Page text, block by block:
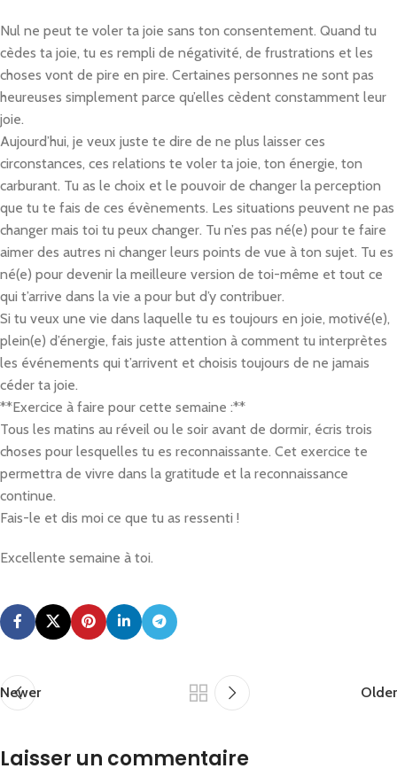
Nul ne peut te voler ta joie sans ton consentement. Quand tu
cèdes ta joie, tu es rempli de négativité, de frustrations et les
choses vont de pire en pire. Certaines personnes ne sont pas
heureuses simplement parce qu’elles cèdent constamment leur
joie.
Aujourd’hui, je veux juste te dire de ne plus laisser ces
circonstances, ces relations te voler ta joie, ton énergie, ton
carburant. Tu as le choix et le pouvoir de changer la perception
que tu te fais de ces évènements. Les situations peuvent ne pas
changer mais toi tu peux changer. Tu n’es pas né(e) pour te faire
aimer des autres ni changer leurs points de vue à ton sujet. Tu es
né(e) pour devenir la meilleure version de toi-même et tout ce
qui t’arrive dans la vie a pour but d’y contribuer.
Si tu veux une vie dans laquelle tu es toujours en joie, motivé(e),
plein(e) d’énergie, fais juste attention à comment tu interprètes
les événements qui t’arrivent et choisis toujours de ne jamais
céder ta joie.
**Exercice à faire pour cette semaine :**
Tous les matins au réveil ou le soir avant de dormir, écris trois
choses pour lesquelles tu es reconnaissante. Cet exercice te
permettra de vivre dans la gratitude et la reconnaissance
continue.
Fais-le et dis moi ce que tu as ressenti !
Excellente semaine à toi.
Newer Older
Laisser un commentaire